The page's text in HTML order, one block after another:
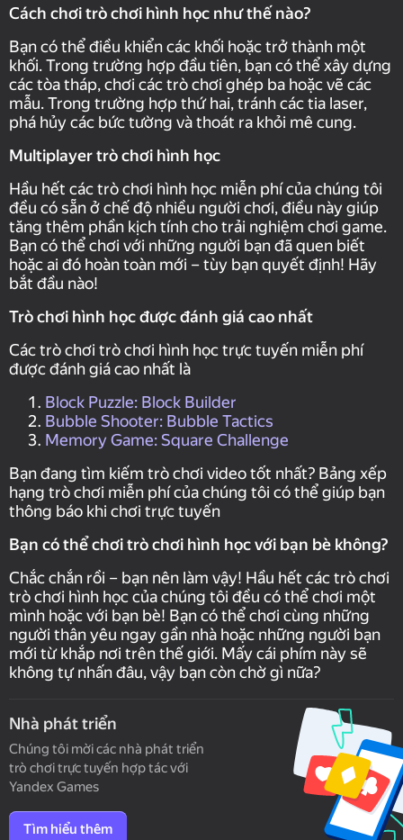
Cách chơi trò chơi hình học như thế nào?
Bạn có thể điều khiển các khối hoặc trở thành một
khối. Trong trường hợp đầu tiên, bạn có thể xây dựng
các tòa tháp, chơi các trò chơi ghép ba hoặc vẽ các
mẫu. Trong trường hợp thứ hai, tránh các tia laser,
phá hủy các bức tường và thoát ra khỏi mê cung.
Multiplayer trò chơi hình học
Hầu hết các trò chơi hình học miễn phí của chúng tôi
đều có sẵn ở chế độ nhiều người chơi, điều này giúp
tăng thêm phần kịch tính cho trải nghiệm chơi game.
Bạn có thể chơi với những người bạn đã quen biết
hoặc ai đó hoàn toàn mới – tùy bạn quyết định! Hãy
bắt đầu nào!
Trò chơi hình học được đánh giá cao nhất
Các trò chơi trò chơi hình học trực tuyến miễn phí
được đánh giá cao nhất là
Block Puzzle: Block Builder
Bubble Shooter: Bubble Tactics
Memory Game: Square Challenge
Bạn đang tìm kiếm trò chơi video tốt nhất? Bảng xếp
hạng trò chơi miễn phí của chúng tôi có thể giúp bạn
thông báo khi chơi trực tuyến
Bạn có thể chơi trò chơi hình học với bạn bè không?
Chắc chắn rồi – bạn nên làm vậy! Hầu hết các trò chơi
trò chơi hình học của chúng tôi đều có thể chơi một
mình hoặc với bạn bè! Bạn có thể chơi cùng những
người thân yêu ngay gần nhà hoặc những người bạn
mới từ khắp nơi trên thế giới. Mấy cái phím này sẽ
không tự nhấn đâu, vậy bạn còn chờ gì nữa?
Nhà phát triển
Chúng tôi mời các nhà phát triển
trò chơi trực tuyến hợp tác với
Yandex Games
Tìm hiểu thêm